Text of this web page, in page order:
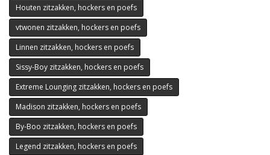
Houten zitzakken, hockers en poefs
vtwonen zitzakken, hockers en poefs
Linnen zitzakken, hockers en poefs
Sissy-Boy zitzakken, hockers en poefs
Extreme Lounging zitzakken, hockers en poefs
Madison zitzakken, hockers en poefs
By-Boo zitzakken, hockers en poefs
Legend zitzakken, hockers en poefs